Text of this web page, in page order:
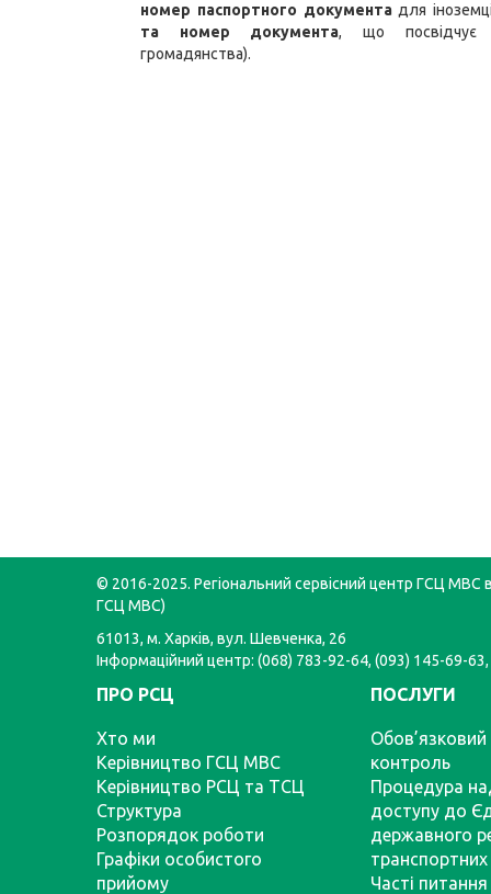
номер паспортного документадля
та номер документа, що посвідчує
громадянства).
© 2016-2025. Регіональний сервісний центр ГСЦ МВС в
ГСЦ МВС)
61013, м. Харків, вул. Шевченка, 26
Інформаційний центр: (068) 783-92-64, (093) 145-69-
ПРО РСЦ
Хто ми
Керівництво ГСЦ МВС
Керівництво РСЦ та ТСЦ
Структура
Розпорядок роботи
Графіки особистого
прийому
ПОСЛУГИ
Обов’язковий
контроль
Процедура
доступу до
державного
транспортних
Часті питання